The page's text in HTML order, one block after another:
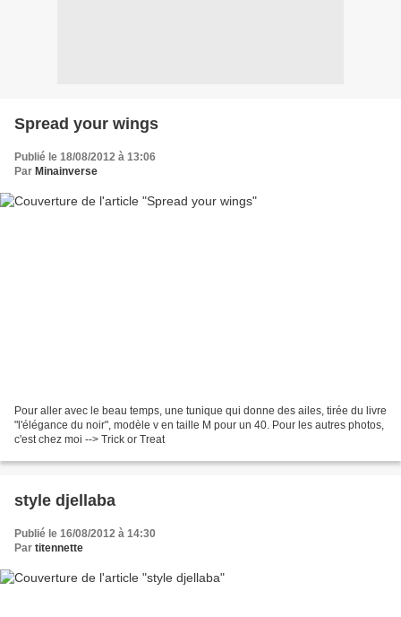
Spread your wings
Publié le 18/08/2012 à 13:06
Par Minainverse
Pour aller avec le beau temps, une tunique qui donne des ailes, tirée du livre
"l'élégance du noir", modèle v en taille M pour un 40. Pour les autres photos,
c'est chez moi --> Trick or Treat
style djellaba
Publié le 16/08/2012 à 14:30
Par titennette